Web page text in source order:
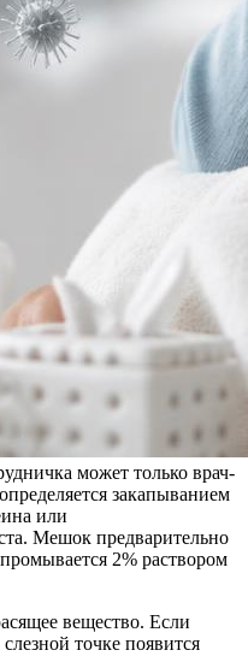
может только врач-
закапыванием
или
Мешок предварительно
2% раствором
вещество. Если
точке появится